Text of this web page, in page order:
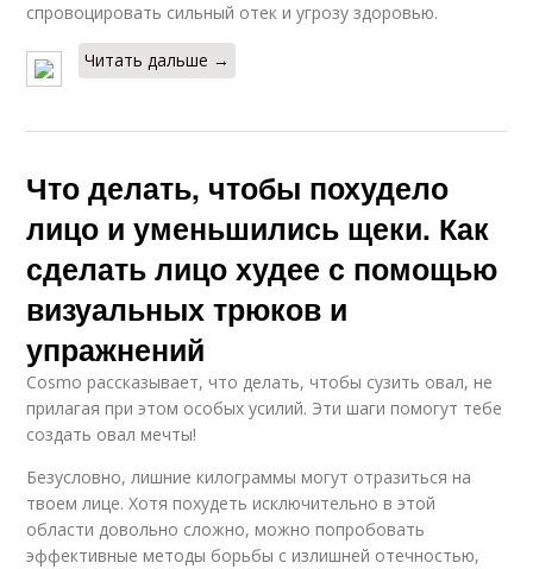
спровоцировать сильный отек и угрозу здоровью.
Читать дальше →
Что делать, чтобы похудело
лицо и уменьшились щеки. Как
сделать лицо худее с помощью
визуальных трюков и
упражнений
Cosmo рассказывает, что делать, чтобы сузить овал, не
прилагая при этом особых усилий. Эти шаги помогут тебе
создать овал мечты!
Безусловно, лишние килограммы могут отразиться на
твоем лице. Хотя похудеть исключительно в этой
области довольно сложно, можно попробовать
эффективные методы борьбы с излишней отечностью,